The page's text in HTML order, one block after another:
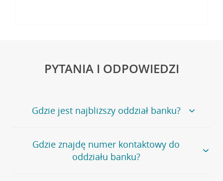
PYTANIA I ODPOWIEDZI
Gdzie jest najbliższy oddział banku?
Jeśli szukasz oddziału naszego banku, zapraszamy na
stronęPlacówki i bankomaty, na której znajduje się
wygodna wyszukiwarka.
Gdzie znajdę numer kontaktowy do
oddziału banku?